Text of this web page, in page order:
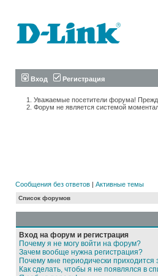
Вход Регистрация
Уважаемые посетители форума!
Форум не является системой
Сообщения без ответов | Активные темы
Список форумов
Вход на форум и регистрация
Почему я не могу войти на форум?
Зачем вообще нужна регистрация?
Почему мне периодически приходится
Как сделать, чтобы я не появлялся в